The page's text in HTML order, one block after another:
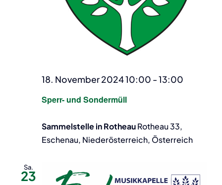
Sperr- und Sondermüll
18. November 2024 10:00 -13:00
Sammelstelle in RotheauRotheau 33,
Eschenau, Niederösterreich, Österreich
Sa.
23